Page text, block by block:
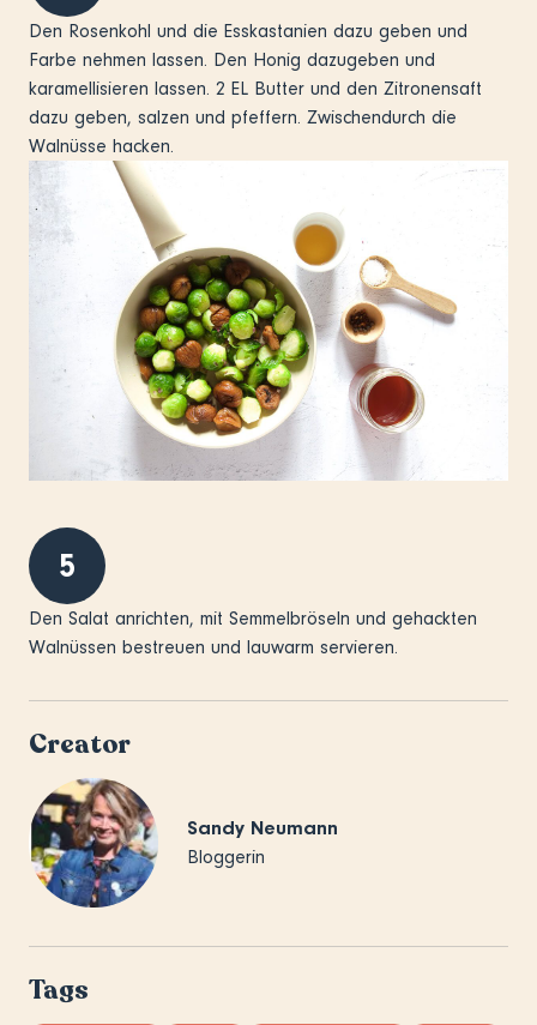
Den Rosenkohl und die Esskastanien dazu geben und
Farbe nehmen lassen. Den Honig dazugeben und
karamellisieren lassen. 2 EL Butter und den Zitronensaft
dazu geben, salzen und pfeffern. Zwischendurch die
Walnüsse hacken.
5
Den Salat anrichten, mit Semmelbröseln und gehackten
Walnüssen bestreuen und lauwarm servieren.
Creator
Sandy Neumann
Bloggerin
Tags